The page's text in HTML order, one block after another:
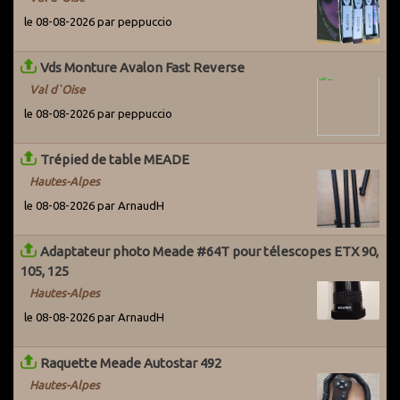
utilisateurs actifs du Grenier pour les avertir du problème. Par
ailleurs, des systèmes ont été mis en place pour détecter les
le 08-08-2026 par peppuccio
Vds Monture Avalon Fast Reverse
Val d`Oise
le 08-08-2026 par peppuccio
Trépied de table MEADE
Hautes-Alpes
le 08-08-2026 par ArnaudH
Adaptateur photo Meade #64T pour télescopes ETX 90,
105, 125
Hautes-Alpes
le 08-08-2026 par ArnaudH
Raquette Meade Autostar 492
Hautes-Alpes